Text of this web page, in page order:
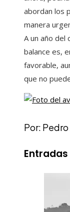
abordan los
manera
A un año del
balance es,
favorable,
que no
Por: